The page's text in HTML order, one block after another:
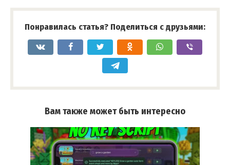
Понравилась статья? Поделиться с друзьями:
Вам также может быть интересно